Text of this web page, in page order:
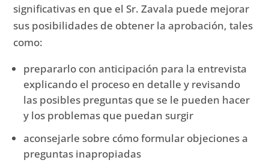
significativas en que el Sr. Zavala puede mejorar
sus posibilidades de obtener la aprobación, tales
como:
prepararlo con anticipación para la entrevista
explicando el proceso en detalle y revisando
las posibles preguntas que se le pueden hacer
y los problemas que puedan surgir
aconsejarle sobre cómo formular objeciones a
preguntas inapropiadas